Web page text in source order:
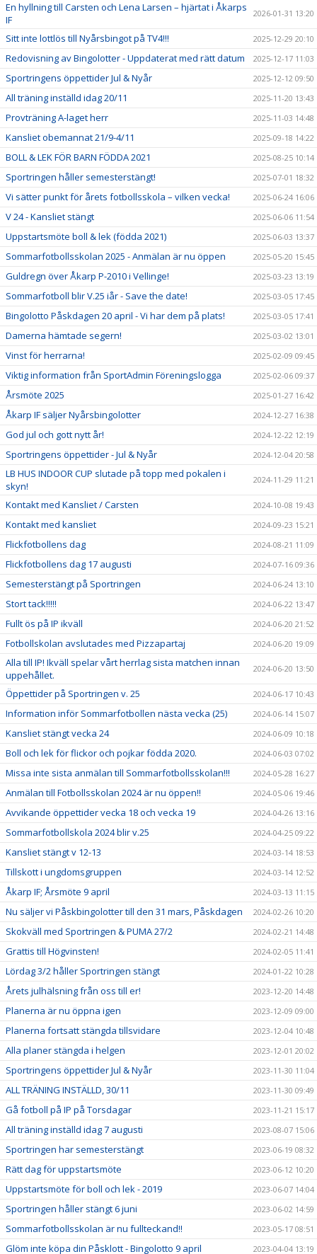
En hyllning till Carsten och Lena Larsen – hjärtat i Åkarps
IF
2026-01-31 13:20
Sitt inte lottlös till Nyårsbingot på TV4!!! 2025-12-29 20:10
Redovisning av Bingolotter - Uppdaterat med rätt datum 2025-12-17 11:03
Sportringens öppettider Jul & Nyår 2025-12-12 09:50
All träning inställd idag 20/11 2025-11-20 13:43
Provträning A-laget herr 2025-11-03 14:48
Kansliet obemannat 21/9-4/11 2025-09-18 14:22
BOLL & LEK FÖR BARN FÖDDA 2021 2025-08-25 10:14
Sportringen håller semesterstängt! 2025-07-01 18:32
Vi sätter punkt för årets fotbollsskola – vilken vecka! 2025-06-24 16:06
V 24 - Kansliet stängt 2025-06-06 11:54
Uppstartsmöte boll & lek (födda 2021) 2025-06-03 13:37
Sommarfotbollsskolan 2025 - Anmälan är nu öppen 2025-05-20 15:45
Guldregn över Åkarp P-2010 i Vellinge! 2025-03-23 13:19
Sommarfotboll blir V.25 iår - Save the date! 2025-03-05 17:45
Bingolotto Påskdagen 20 april - Vi har dem på plats! 2025-03-05 17:41
Damerna hämtade segern! 2025-03-02 13:01
Vinst för herrarna! 2025-02-09 09:45
Viktig information från SportAdmin Föreningslogga 2025-02-06 09:37
Årsmöte 2025 2025-01-27 16:42
Åkarp IF säljer Nyårsbingolotter 2024-12-27 16:38
God jul och gott nytt år! 2024-12-22 12:19
Sportringens öppettider - Jul & Nyår 2024-12-04 20:58
LB HUS INDOOR CUP slutade på topp med pokalen i
skyn!
2024-11-29 11:21
Kontakt med Kansliet / Carsten 2024-10-08 19:43
Kontakt med kansliet 2024-09-23 15:21
Flickfotbollens dag 2024-08-21 11:09
Flickfotbollens dag 17 augusti 2024-07-16 09:36
Semesterstängt på Sportringen 2024-06-24 13:10
Stort tack!!!!! 2024-06-22 13:47
Fullt ös på IP ikväll 2024-06-20 21:52
Fotbollskolan avslutades med Pizzapartaj 2024-06-20 19:09
Alla till IP! Ikväll spelar vårt herrlag sista matchen innan
uppehållet.
2024-06-20 13:50
Öppettider på Sportringen v. 25 2024-06-17 10:43
Information inför Sommarfotbollen nästa vecka (25) 2024-06-14 15:07
Kansliet stängt vecka 24 2024-06-09 10:18
Boll och lek för flickor och pojkar födda 2020. 2024-06-03 07:02
Missa inte sista anmälan till Sommarfotbollsskolan!!! 2024-05-28 16:27
Anmälan till Fotbollsskolan 2024 är nu öppen!! 2024-05-06 19:46
Avvikande öppettider vecka 18 och vecka 19 2024-04-26 13:16
Sommarfotbollskola 2024 blir v.25 2024-04-25 09:22
Kansliet stängt v 12-13 2024-03-14 18:53
Tillskott i ungdomsgruppen 2024-03-14 12:52
Åkarp IF; Årsmöte 9 april 2024-03-13 11:15
Nu säljer vi Påskbingolotter till den 31 mars, Påskdagen 2024-02-26 10:20
Skokväll med Sportringen & PUMA 27/2 2024-02-21 14:48
Grattis till Högvinsten! 2024-02-05 11:41
Lördag 3/2 håller Sportringen stängt 2024-01-22 10:28
Årets julhälsning från oss till er! 2023-12-20 14:48
Planerna är nu öppna igen 2023-12-09 09:00
Planerna fortsatt stängda tillsvidare 2023-12-04 10:48
Alla planer stängda i helgen 2023-12-01 20:02
Sportringens öppettider Jul & Nyår 2023-11-30 11:04
ALL TRÄNING INSTÄLLD, 30/11 2023-11-30 09:49
Gå fotboll på IP på Torsdagar 2023-11-21 15:17
All träning inställd idag 7 augusti 2023-08-07 15:06
Sportringen har semesterstängt 2023-06-19 08:32
Rätt dag för uppstartsmöte 2023-06-12 10:20
Uppstartsmöte för boll och lek - 2019 2023-06-07 14:04
Sportringen håller stängt 6 juni 2023-06-02 14:59
Sommarfotbollsskolan är nu fullteckand!! 2023-05-17 08:51
Glöm inte köpa din Påsklott - Bingolotto 9 april 2023-04-04 13:19